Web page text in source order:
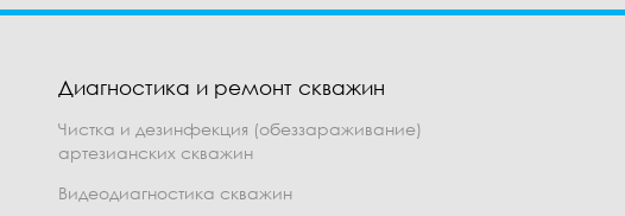
Диагностика и ремонт скважин
Чистка и дезинфекция (обеззараживание)
артезианских скважин
Видеодиагностика скважин